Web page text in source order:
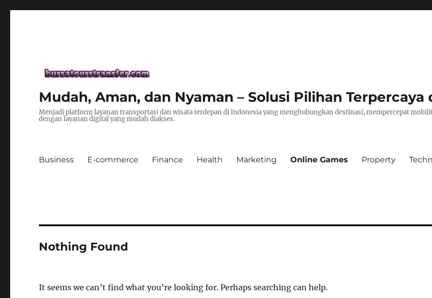
Mudah, Aman, dan Nyaman – Solusi Pilihan Terpercaya
Menjadi platform layanan transportasi dan wisata terdepan di Indonesia yang menghubungkan destinasi, mempercepat
dengan layanan digital yang mudah diakses.
Business E-commerce Finance Health Marketing Online Games Property
Nothing Found
It seems we can’t find what you’re looking for. Perhaps searching can help.